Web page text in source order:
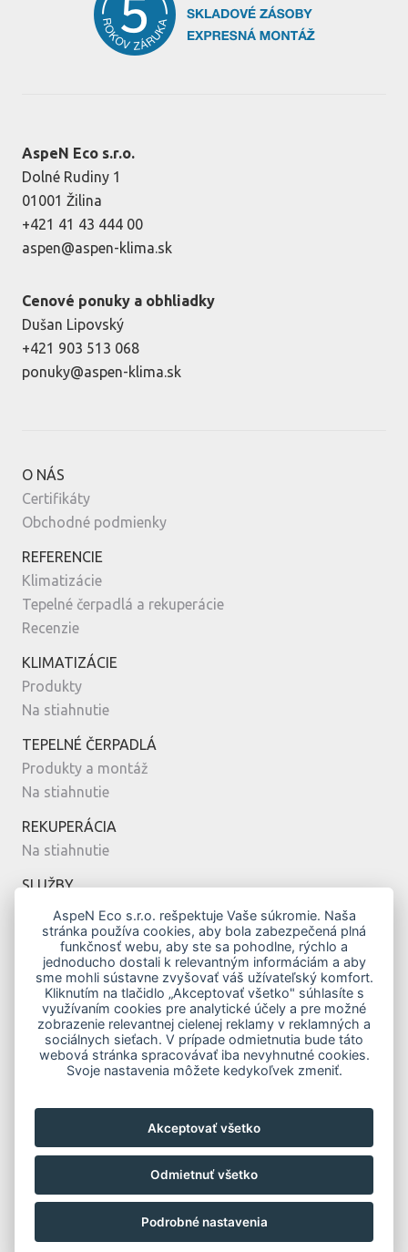
AspeN Eco s.r.o.
Dolné Rudiny 1
01001 Žilina
+421 41 43 444 00
aspen@aspen-klima.sk
Cenové ponuky a obhliadky
Dušan Lipovský
+421 903 513 068
ponuky@aspen-klima.sk
O NÁS
Certifikáty
Obchodné podmienky
REFERENCIE
Klimatizácie
Tepelné čerpadlá a rekuperácie
Recenzie
KLIMATIZÁCIE
Produkty
Na stiahnutie
TEPELNÉ ČERPADLÁ
Produkty a montáž
Na stiahnutie
REKUPERÁCIA
Na stiahnutie
SLUŽBY
Montáž
Servis
Návrh
MODERNÉ BÝVANIE
Vykurovanie klimatizáciou
Top modely
Novostavby
Obnov Dom
KONTAKTY
© 2026 AspeN Eco s.r.o. |Nastavenia cookies
AspeN Eco s.r.o. rešpektuje Vaše súkromie. Naša
stránka používa cookies, aby bola zabezpečená plná
funkčnosť webu, aby ste sa pohodlne, rýchlo a
jednoducho dostali k relevantným informáciám a aby
sme mohli sústavne zvyšovať váš užívateľský komfort.
Kliknutím na tlačidlo „Akceptovať všetko" súhlasíte s
využívaním cookies pre analytické účely a pre možné
zobrazenie relevantnej cielenej reklamy v reklamných a
sociálnych sieťach. V prípade odmietnutia bude táto
webová stránka spracovávať iba nevyhnutné cookies.
Svoje nastavenia môžete kedykoľvek zmeniť.
Akceptovať všetko
Odmietnuť všetko
Podrobné nastavenia